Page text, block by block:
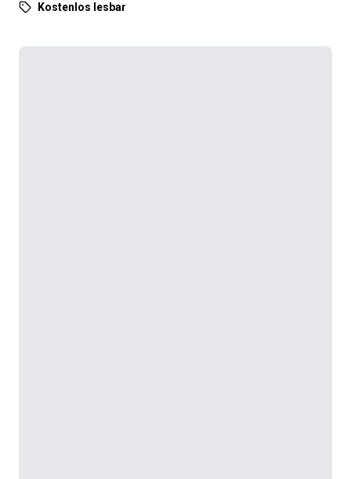
Kostenlos lesbar